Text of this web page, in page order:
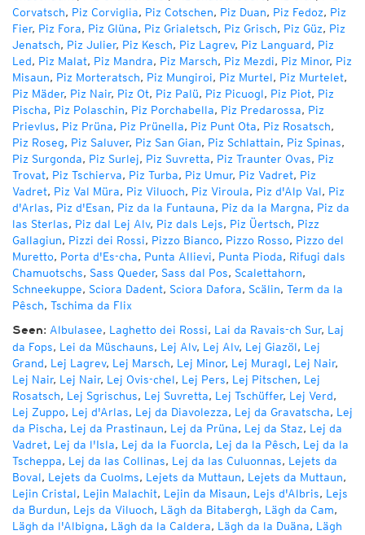
Corvatsch, Piz Corviglia, Piz Cotschen, Piz Duan, Piz Fedoz, Piz
Fier, Piz Fora, Piz Glüna, Piz Grialetsch, Piz Grisch, Piz Güz, Piz
Jenatsch, Piz Julier, Piz Kesch, Piz Lagrev, Piz Languard, Piz
Led, Piz Malat, Piz Mandra, Piz Marsch, Piz Mezdi, Piz Minor, Piz
Misaun, Piz Morteratsch, Piz Mungiroi, Piz Murtel, Piz Murtelet,
Piz Mäder, Piz Nair, Piz Ot, Piz Palü, Piz Picuogl, Piz Piot, Piz
Pischa, Piz Polaschin, Piz Porchabella, Piz Predarossa, Piz
Prievlus, Piz Prüna, Piz Prünella, Piz Punt Ota, Piz Rosatsch,
Piz Roseg, Piz Saluver, Piz San Gian, Piz Schlattain, Piz Spinas,
Piz Surgonda, Piz Surlej, Piz Suvretta, Piz Traunter Ovas, Piz
Trovat, Piz Tschierva, Piz Turba, Piz Umur, Piz Vadret, Piz
Vadret, Piz Val Müra, Piz Viluoch, Piz Viroula, Piz d'Alp Val, Piz
d'Arlas, Piz d'Esan, Piz da la Funtauna, Piz da la Margna, Piz da
las Sterlas, Piz dal Lej Alv, Piz dals Lejs, Piz Üertsch, Pizz
Gallagiun, Pizzi dei Rossi, Pizzo Bianco, Pizzo Rosso, Pizzo del
Muretto, Porta d'Es-cha, Punta Allievi, Punta Pioda, Rifugi dals
Chamuotschs, Sass Queder, Sass dal Pos, Scalettahorn,
Schneekuppe, Sciora Dadent, Sciora Dafora, Scälin, Term da la
Pêsch, Tschima da Flix
Seen: Albulasee, Laghetto dei Rossi, Lai da Ravais-ch Sur, Laj
da Fops, Lei da Müschauns, Lej Alv, Lej Alv, Lej Giazöl, Lej
Grand, Lej Lagrev, Lej Marsch, Lej Minor, Lej Muragl, Lej Nair,
Lej Nair, Lej Nair, Lej Ovis-chel, Lej Pers, Lej Pitschen, Lej
Rosatsch, Lej Sgrischus, Lej Suvretta, Lej Tschüffer, Lej Verd,
Lej Zuppo, Lej d'Arlas, Lej da Diavolezza, Lej da Gravatscha, Lej
da Pischa, Lej da Prastinaun, Lej da Prüna, Lej da Staz, Lej da
Vadret, Lej da l'Isla, Lej da la Fuorcla, Lej da la Pêsch, Lej da la
Tscheppa, Lej da las Collinas, Lej da las Culuonnas, Lejets da
Boval, Lejets da Cuolms, Lejets da Muttaun, Lejets da Muttaun,
Lejin Cristal, Lejin Malachit, Lejin da Misaun, Lejs d'Albris, Lejs
da Burdun, Lejs da Viluoch, Lägh da Bitabergh, Lägh da Cam,
Lägh da l'Albigna, Lägh da la Caldera, Lägh da la Duäna, Lägh